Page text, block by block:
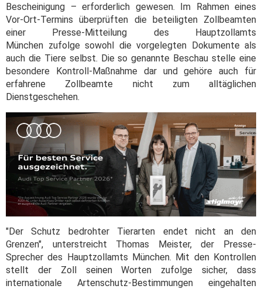
Bescheinigung – erforderlich gewesen. Im Rahmen eines
Vor-Ort-Termins überprüften die beteiligten Zollbeamten
einer Presse-Mitteilung des Hauptzollamts
München zufolge sowohl die vorgelegten Dokumente als
auch die Tiere selbst. Die so genannte Beschau stelle eine
besondere Kontroll-Maßnahme dar und gehöre auch für
erfahrene Zollbeamte nicht zum alltäglichen
Dienstgeschehen.
"Der Schutz bedrohter Tierarten endet nicht an den
Grenzen", unterstreicht Thomas Meister, der Presse-
Sprecher des Hauptzollamts München. Mit den Kontrollen
stellt der Zoll seinen Worten zufolge sicher, dass
internationale Artenschutz-Bestimmungen eingehalten